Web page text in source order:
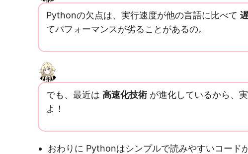
Pythonの欠点は、実行速度が他の言語に比べて
てパフォーマンスが劣ることがあるの。
でも、最近は 高速化技術が進化しているから、
よ！
おわりに Pythonはシンプルで読みやすいコード